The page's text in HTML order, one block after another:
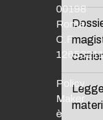
00198
Roma
C.F.
Policy
Maker
è